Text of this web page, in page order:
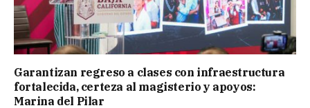
Garantizan regreso a clases con infraestructura
fortalecida, certeza al magisterio y apoyos:
Marina del Pilar